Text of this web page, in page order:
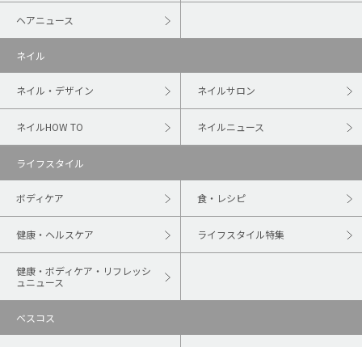
ヘアニュース
ネイル
ネイル・デザイン ネイルサロン
ネイルHOW TO ネイルニュース
ライフスタイル
ボディケア 食・レシピ
健康・ヘルスケア ライフスタイル特集
健康・ボディケア・リフレッシ
ュニュース
ベスコス